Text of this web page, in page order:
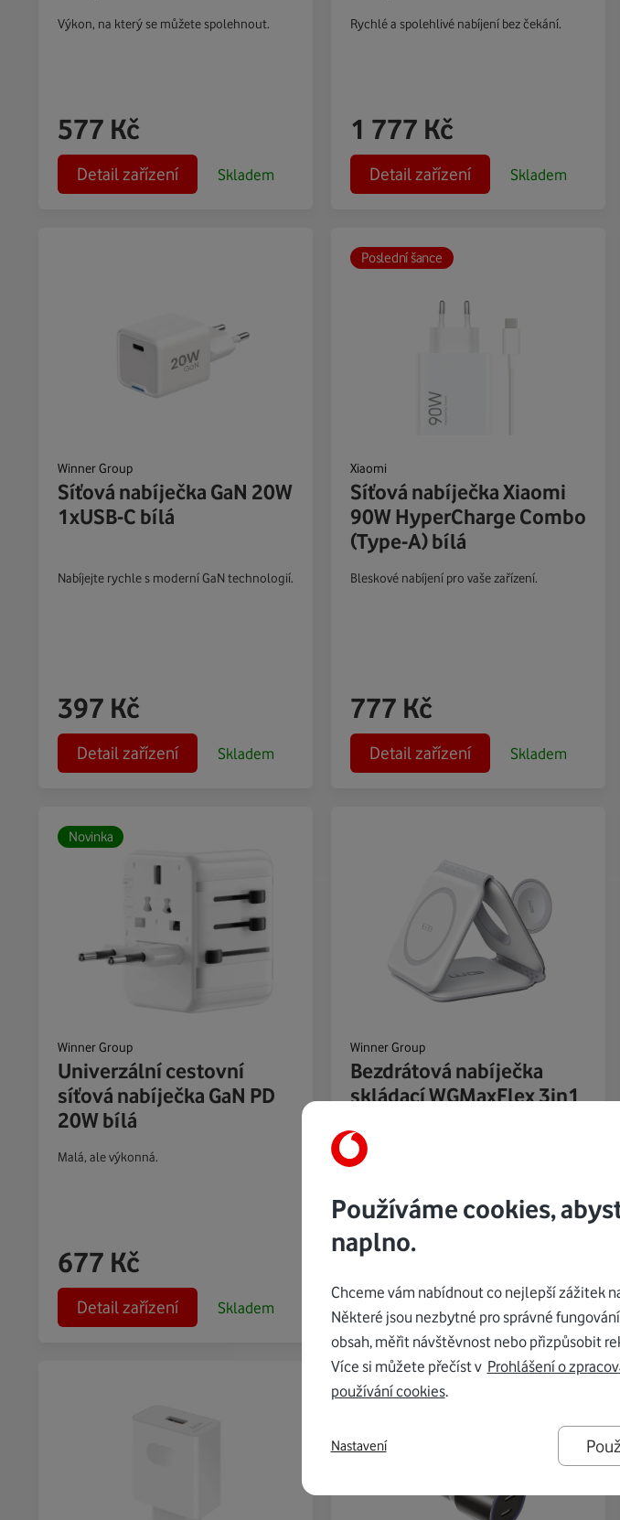
Výkon, na který se můžete spolehnout.
577 Kč
Detail zařízení Skladem
Rychlé a spolehlivé nabíjení bez čekání.
1 777 Kč
Detail zařízení Skladem
Winner Group
Síťová nabíječka GaN 20W
1xUSB-C bílá
Nabíjejte rychle s moderní GaN technologií.
397 Kč
Detail zařízení Skladem
Poslední šance
Xiaomi
Síťová nabíječka Xiaomi
90W HyperCharge Combo
(Type-A) bílá
Bleskové nabíjení pro vaše zařízení.
777 Kč
Detail zařízení Skladem
Novinka
Winner Group
Univerzální cestovní
síťová nabíječka GaN PD
20W bílá
Malá, ale výkonná.
677 Kč
Detail zařízení Skladem
Winner Group
Bezdrátová nabíječka
skládací WGMaxFlex 3in1
Skládací bezdrátová nabíječka je ideální na
677 Kč
Detail zařízení Skladem
Používáme cookies,
naplno.
Chceme vám nabídnout co nejlepší zážitek
Některé jsou nezbytné pro správné
obsah, měřit návštěvnost nebo přizpůsobit
Více si můžete přečíst v Prohlášení o
používání cookies.
Nastavení